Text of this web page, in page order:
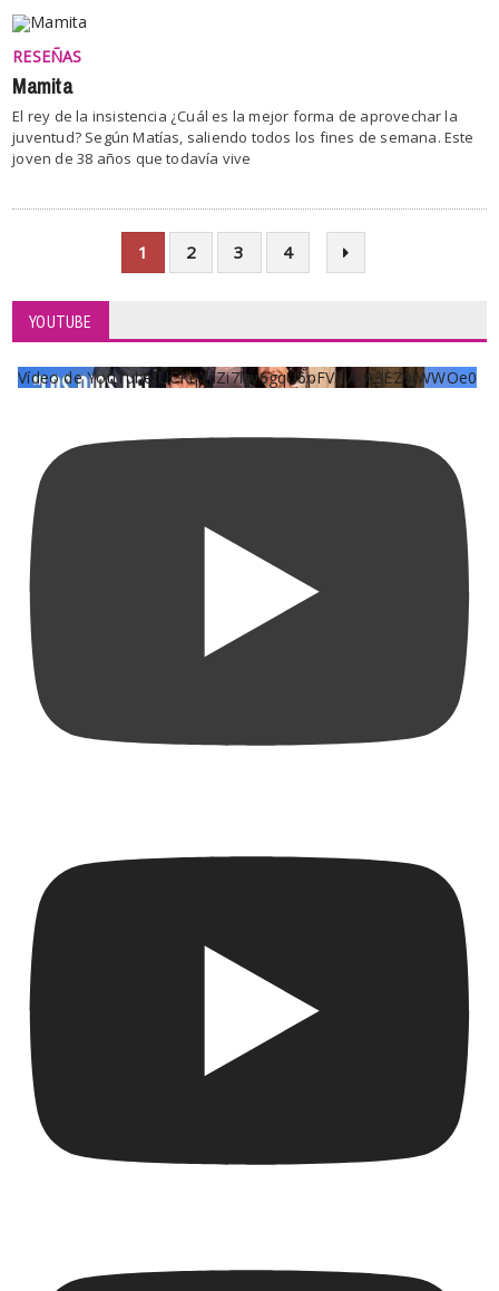
RESEÑAS
Mamita
El rey de la insistencia ¿Cuál es la mejor forma de aprovechar la
juventud? Según Matías, saliendo todos los fines de semana. Este
joven de 38 años que todavía vive
1 2 3 4
YOUTUBE
Vídeo de YouTube UCKqYjiZi7lzy6gqU6pFVFiA_A3EZ9JWWOe0